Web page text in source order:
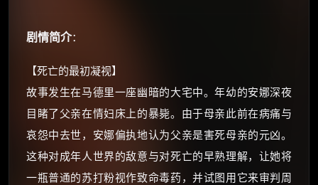
剧情简介：
【死亡的最初凝视】
故事发生在马德里一座幽暗的大宅中。年幼的安娜深夜
目睹了父亲在情妇床上的暴毙。由于母亲此前在病痛与
哀怨中去世，安娜偏执地认为父亲是害死母亲的元凶。
这种对成年人世界的敌意与对死亡的早熟理解，让她将
一瓶普通的苏打粉视作致命毒药，并试图用它来审判周
🧧 福利领取站
☕
朋友们辛苦了 💦
你需要的各种会员，都可低价购买！